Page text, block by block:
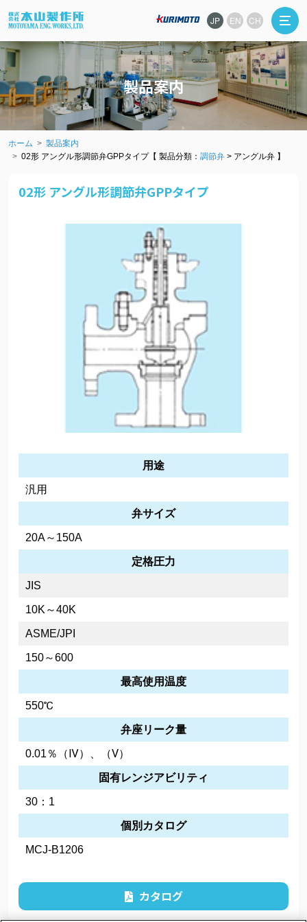
JP EN CH
製品案内
ホーム
製品案内
02形 アングル形調節弁GPPタイプ【 製品分類： 調節弁 > アングル弁 】
02形 アングル形調節弁GPPタイプ
用途
汎用
弁サイズ
20A～150A
定格圧力
JIS
10K～40K
ASME/JPI
150～600
最高使用温度
550℃
弁座リーク量
0.01％（Ⅳ）、（Ⅴ）
固有レンジアビリティ
30：1
個別カタログ
MCJ-B1206
カタログ